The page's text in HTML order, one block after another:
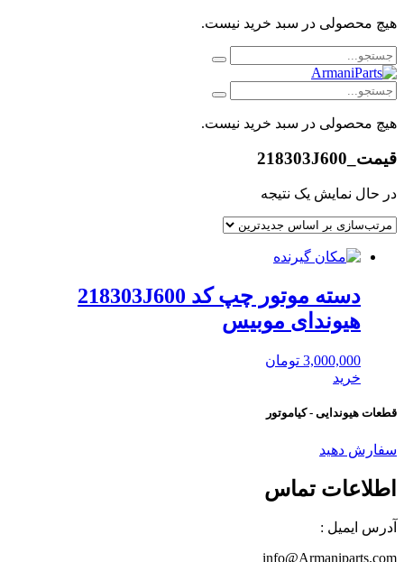
هیچ محصولی در سبد خرید نیست.
هیچ محصولی در سبد خرید نیست.
قیمت_218303J600
در حال نمایش یک نتیجه
دسته موتور چپ کد 218303J600
هیوندای موبیس
3,000,000 تومان
خرید
قطعات هیوندایی - کیاموتور
سفارش دهید
اطلاعات تماس
آدرس ایمیل :
info@Armaniparts.com